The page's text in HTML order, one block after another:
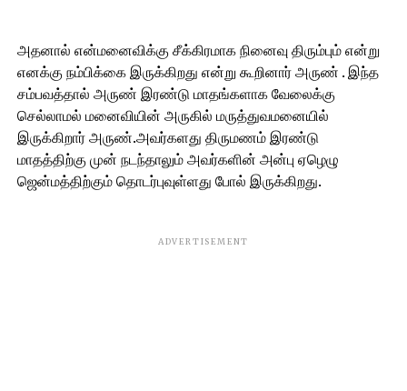
அதனால் என்மனைவிக்கு சீக்கிரமாக நினைவு திரும்பும் என்று
எனக்கு நம்பிக்கை இருக்கிறது என்று கூறினார் அருண் . இந்த
சம்பவத்தால் அருண் இரண்டு மாதங்களாக வேலைக்கு
செல்லாமல் மனைவியின் அருகில் மருத்துவமனையில்
இருக்கிறார் அருண்.அவர்களது திருமணம் இரண்டு
மாதத்திற்கு முன் நடந்தாலும் அவர்களின் அன்பு ஏழெழு
ஜென்மத்திற்கும் தொடர்புவுள்ளது போல் இருக்கிறது.
ADVERTISEMENT